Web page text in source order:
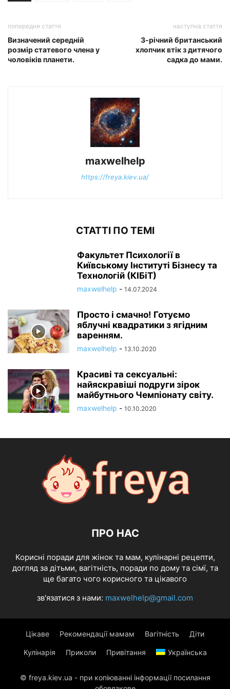
попередня стаття
Визначений середній
розмір статевого члена у
чоловіків планети.
наступна стаття
3-річний британський
хлопчик втік з дитячого
садка до мами.
maxwelhelp
https://freya.kiev.ua/
СТАТТІ ПО ТЕМІ
Факультет Психології в
Київському Інституті Бізнесу та
Технологій (КІБіТ)
maxwelhelp - 14.07.2024
Просто і смачно! Готуємо
яблучні квадратики з ягідним
варенням.
maxwelhelp - 13.10.2020
Красиві та сексуальні:
найяскравіші подруги зірок
майбутнього Чемпіонату світу.
maxwelhelp - 10.10.2020
ПРО НАС
Корисні поради для жінок та мам, кулінарні рецепти,
догляд за дітьми, вагітність, поради по дому та сімї, та
ще багато чого корисного та цікавого
зв'язатися з нами: maxwelhelp@gmail.com
Цікаве Рекомендації мамам Вагітність Діти
Кулінарія Приколи Привітання Українська
© freya.kiev.ua - при копіюванні інформації посилання